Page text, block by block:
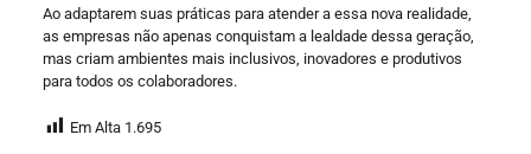
Ao adaptarem suas práticas para atender a essa nova realidade,
as empresas não apenas conquistam a lealdade dessa geração,
mas criam ambientes mais inclusivos, inovadores e produtivos
para todos os colaboradores.
Em Alta 1.695